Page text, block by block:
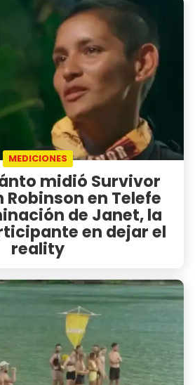
MEDICIONES
midió Survivor
Robinson en Telefe
de Janet, la
en dejar el
reality